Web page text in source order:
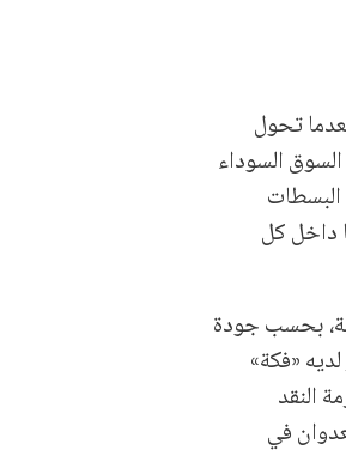
تحول
السوداء
شحيحًا داخل كل
بحسب جودة
«فكة»
النقد
في